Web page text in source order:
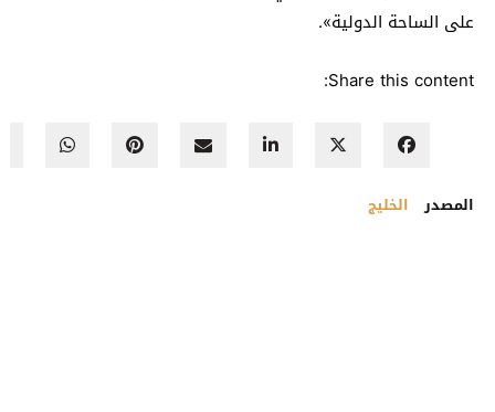
على الساحة الدولية».
Share this content:
المصدر الخليج